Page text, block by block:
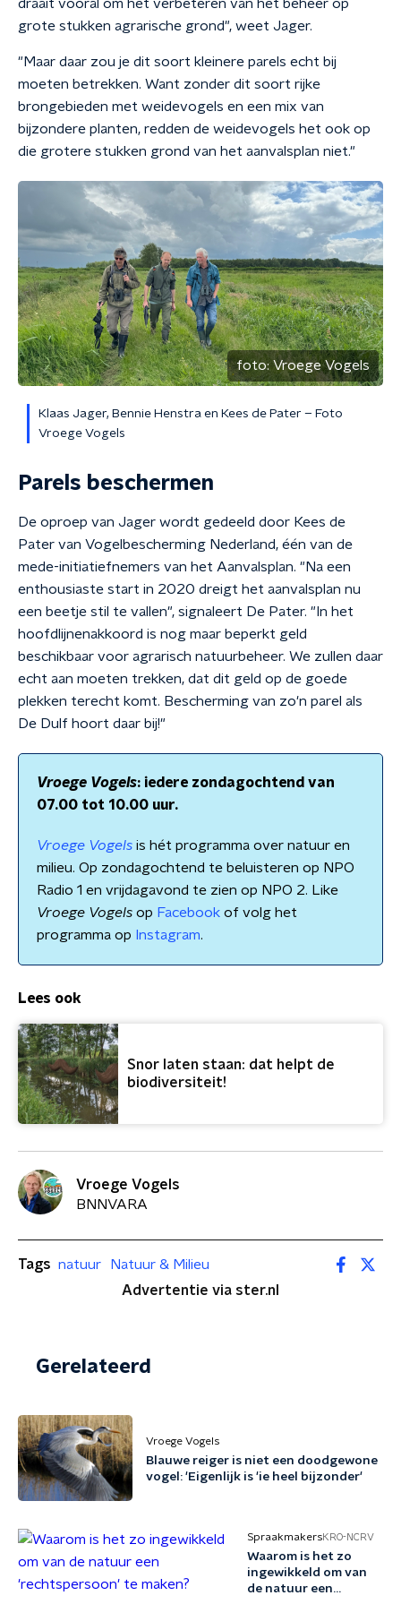
draait vooral om het verbeteren van het beheer op
grote stukken agrarische grond", weet Jager.
"Maar daar zou je dit soort kleinere parels echt bij
moeten betrekken. Want zonder dit soort rijke
brongebieden met weidevogels en een mix van
bijzondere planten, redden de weidevogels het ook op
die grotere stukken grond van het aanvalsplan niet."
foto: Vroege Vogels
Klaas Jager, Bennie Henstra en Kees de Pater – Foto
Vroege Vogels
Parels beschermen
De oproep van Jager wordt gedeeld door Kees de
Pater van Vogelbescherming Nederland, één van de
mede-initiatiefnemers van het Aanvalsplan. "Na een
enthousiaste start in 2020 dreigt het aanvalsplan nu
een beetje stil te vallen", signaleert De Pater. "In het
hoofdlijnenakkoord is nog maar beperkt geld
beschikbaar voor agrarisch natuurbeheer. We zullen daar
echt aan moeten trekken, dat dit geld op de goede
plekken terecht komt. Bescherming van zo'n parel als
De Dulf hoort daar bij!"
Vroege Vogels: iedere zondagochtend van
07.00 tot 10.00 uur.
Vroege Vogels is hét programma over natuur en
milieu. Op zondagochtend te beluisteren op NPO
Radio 1 en vrijdagavond te zien op NPO 2. Like
Vroege Vogels op Facebook of volg het
programma op Instagram.
Lees ook
Snor laten staan: dat helpt de
biodiversiteit!
Vroege Vogels
BNNVARA
Tags natuur
Natuur & Milieu
Advertentie via ster.nl
Gerelateerd
Vroege Vogels
Blauwe reiger is niet een doodgewone
vogel: 'Eigenlijk is 'ie heel bijzonder'
SpraakmakersKRO-NCRV
Waarom is het zo
ingewikkeld om van
de natuur een